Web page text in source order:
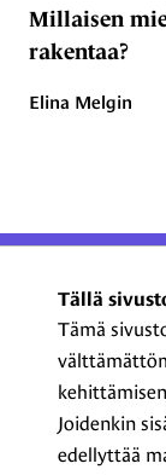
Tällä
Tämä
Joidenkin
edellyttää
Millaisen
rakentaa?
Elina Melgin
00130
+358 44